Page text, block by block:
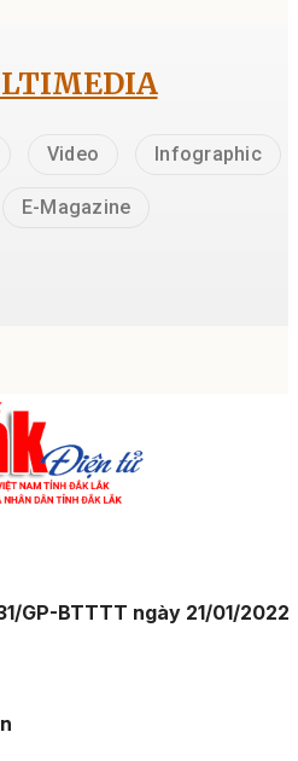
Video Infographic
E-Magazine
GP-BTTTT ngày 21/01/2022